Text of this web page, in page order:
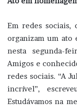
Em redes sociais,
organizam um ato
nesta segunda-
Amigos e
redes sociais. “A
incrível”,
Estudávamos na